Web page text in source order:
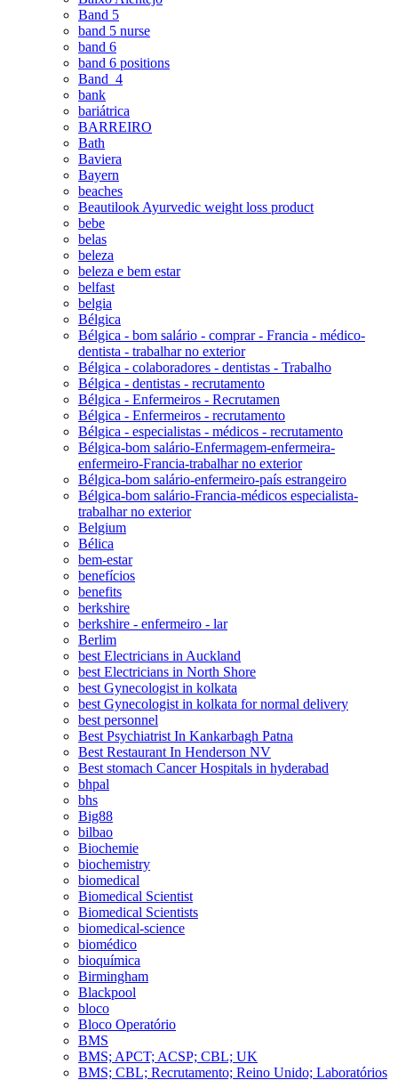
Band 5
band 5 nurse
band 6
band 6 positions
Band_4
bank
bariátrica
BARREIRO
Bath
Baviera
Bayern
beaches
Beautilook Ayurvedic weight loss product
bebe
belas
beleza
beleza e bem estar
belfast
belgia
Bélgica
Bélgica - bom salário - comprar - Francia - médico-
dentista - trabalhar no exterior
Bélgica - colaboradores - dentistas - Trabalho
Bélgica - dentistas - recrutamento
Bélgica - Enfermeiros - Recrutamen
Bélgica - Enfermeiros - recrutamento
Bélgica - especialistas - médicos - recrutamento
Bélgica-bom salário-Enfermagem-enfermeira-
enfermeiro-Francia-trabalhar no exterior
Bélgica-bom salário-enfermeiro-país estrangeiro
Bélgica-bom salário-Francia-médicos especialista-
trabalhar no exterior
Belgium
Bélica
bem-estar
benefícios
benefits
berkshire
berkshire - enfermeiro - lar
Berlim
best Electricians in Auckland
best Electricians in North Shore
best Gynecologist in kolkata
best Gynecologist in kolkata for normal delivery
best personnel
Best Psychiatrist In Kankarbagh Patna
Best Restaurant In Henderson NV
Best stomach Cancer Hospitals in hyderabad
bhpal
bhs
Big88
bilbao
Biochemie
biochemistry
biomedical
Biomedical Scientist
Biomedical Scientists
biomedical-science
biomédico
bioquímica
Birmingham
Blackpool
bloco
Bloco Operatório
BMS
BMS; APCT; ACSP; CBL; UK
BMS; CBL; Recrutamento; Reino Unido; Laboratórios